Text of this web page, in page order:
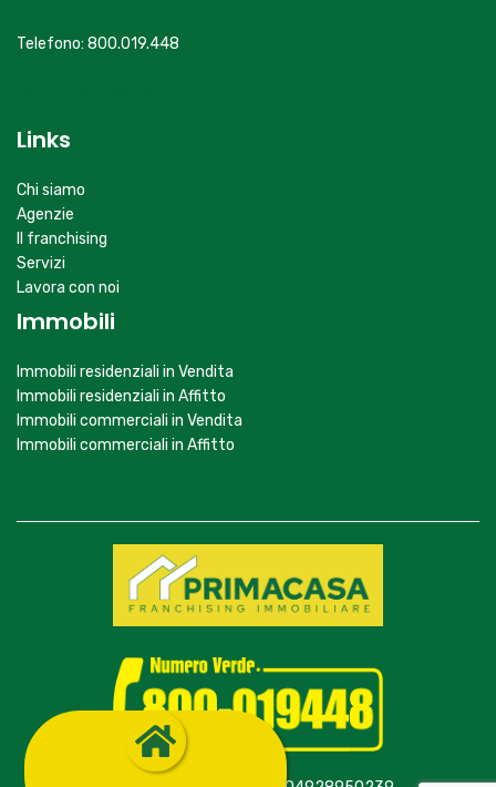
Telefono: 800.019.448
Links
Chi siamo
Agenzie
Il franchising
Servizi
Lavora con noi
Immobili
Immobili residenziali in Vendita
Immobili residenziali in Affitto
Immobili commerciali in Vendita
Immobili commerciali in Affitto